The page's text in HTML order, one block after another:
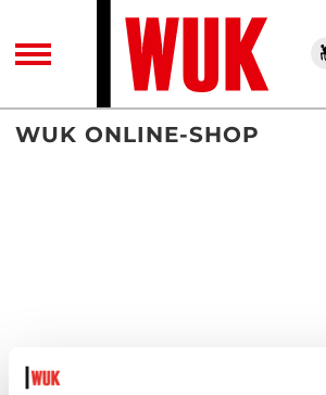
TOGGLE
WUK ONLINE-SHOP